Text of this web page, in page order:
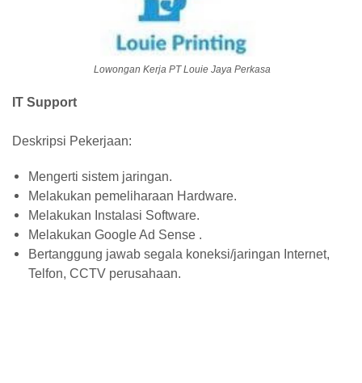
Lowongan Kerja PT Louie Jaya Perkasa
IT Support
Deskripsi Pekerjaan:
Mengerti sistem jaringan.
Melakukan pemeliharaan Hardware.
Melakukan Instalasi Software.
Melakukan Google Ad Sense .
Bertanggung jawab segala koneksi/jaringan Internet,
Telfon, CCTV perusahaan.